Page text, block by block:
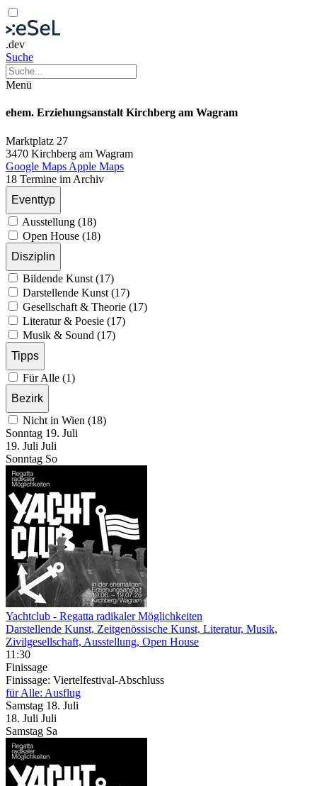
.dev
Suche
Menü
ehem. Erziehungsanstalt Kirchberg am Wagram
Marktplatz 27
3470 Kirchberg am Wagram
Google Maps Apple Maps
18 Termine im Archiv
Eventtyp
Ausstellung (18)
Open House (18)
Disziplin
Bildende Kunst (17)
Darstellende Kunst (17)
Gesellschaft & Theorie (17)
Literatur & Poesie (17)
Musik & Sound (17)
Tipps
Für Alle (1)
Bezirk
Nicht in Wien (18)
Sonntag 19. Juli
19. Juli Juli
Sonntag So
Yachtclub - Regatta radikaler Möglichkeiten
Darstellende Kunst, Zeitgenössische Kunst, Literatur, Musik,
Zivilgesellschaft, Ausstellung, Open House
11:30
Finissage
Finissage: Viertelfestival-Abschluss
für Alle: Ausflug
Samstag 18. Juli
18. Juli Juli
Samstag Sa